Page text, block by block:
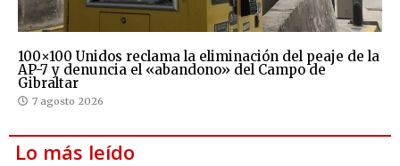
100×100 Unidos reclama la eliminación del peaje de la
AP-7 y denuncia el «abandono» del Campo de
Gibraltar
7 agosto 2026
Lo más leído